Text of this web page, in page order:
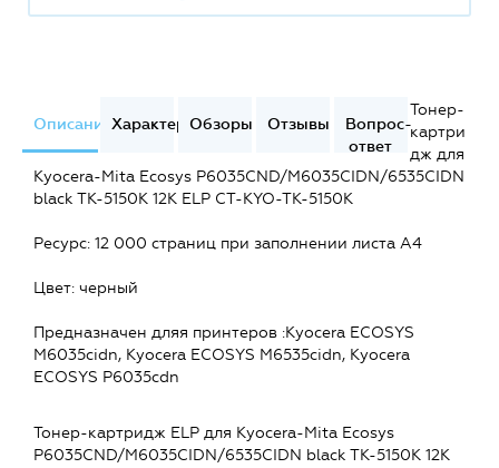
ОписаниеХарактеристики
Обзоры Отзывы
Вопрос-
ответ
Тонер-
картри
дж для
Kyocera-Mita Ecosys P6035CND/M6035CIDN/6535CIDN
black TK-5150K 12K ELP CT-KYO-TK-5150K
Ресурс: 12 000 страниц при заполнении листа А4
Цвет: черный
Предназначен дляя принтеров :Kyocera ECOSYS
M6035cidn, Kyocera ECOSYS M6535cidn, Kyocera
ECOSYS P6035cdn
Тонер-картридж ELP для Kyocera-Mita Ecosys
P6035CND/M6035CIDN/6535CIDN black TK-5150K 12K